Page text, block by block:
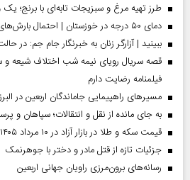
طرز تهیه مرغ و سبزیجات تابه‌ای با برنج؛ یک
دمای ۵۰ درجه در خوزستان | احتمال بارش‌های سیل‌آسا در ۳ استان
ببینید | آزارگر زنان به خبرنگار جام جم: در
قصه سریال رویای نیمه شب اختلاف شیعه
فیلمنامه رضایت دارم
مسیر‌های راهپیمایی جاماندگان اربعین در
به جای مانده از نقل و انتقالات؛ سپاهان و
قیمت سکه و طلا در بازار آزاد در ۱۰ مرداد ۱۴۰۵
جزئیات تازه از قتل مادر و دختر با جوهرنمک
رسانه‌های برون‌مرزی راویان جهانی اربعین